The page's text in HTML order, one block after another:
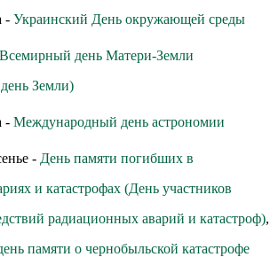
- Украинский День окружающей среды
Всемирный день Матери-Земли
Земли)
- Международный день астрономии
- День памяти погибших в
и катастрофах (День участников
радиационных аварий и катастроф),
памяти о чернобыльской катастрофе